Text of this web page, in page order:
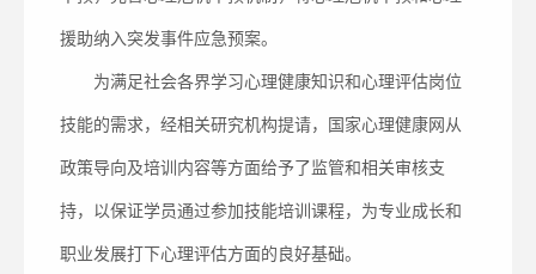
援助纳入突发事件应急预案。
为满足社会各界学习心理健康知识和心理评估岗位
技能的需求，经相关研究机构提请，国家心理健康网从
政策导向及培训内容等方面给予了监管和相关审核支
持，以保证学员通过参加技能培训课程，为专业成长和
职业发展打下心理评估方面的良好基础。